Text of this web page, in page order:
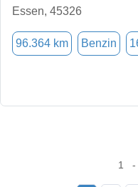
Essen, 45326
96.364 km Benzin
1 -